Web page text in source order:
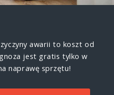
awarii to koszt od
jest gratis tylko w
naprawę sprzętu!